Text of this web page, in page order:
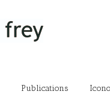
Publications